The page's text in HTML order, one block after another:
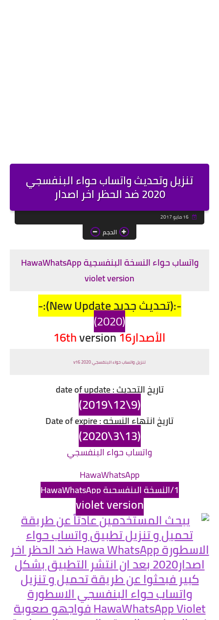
تنزيل وتحديث واتساب حواء البنفسجي
2020 ضد الحظر اخر اصدار
الحجم
واتساب حواء النسخة البنفسجية HawaWhatsApp
violet version
-:(تحديث جديد New Update):-
(2020)
الأصدار16 16th version
تنزيل واتساب حواء البنفسجي 2020 v16
تاريخ التحديث : date of update
(9\12\2019)
تاريخ انتهاء النسخه : Date of expire
(13\3\2020)
واتساب حواء البنفسجي
HawaWhatsApp
1/النسخة البنفسجية HawaWhatsApp
violet version